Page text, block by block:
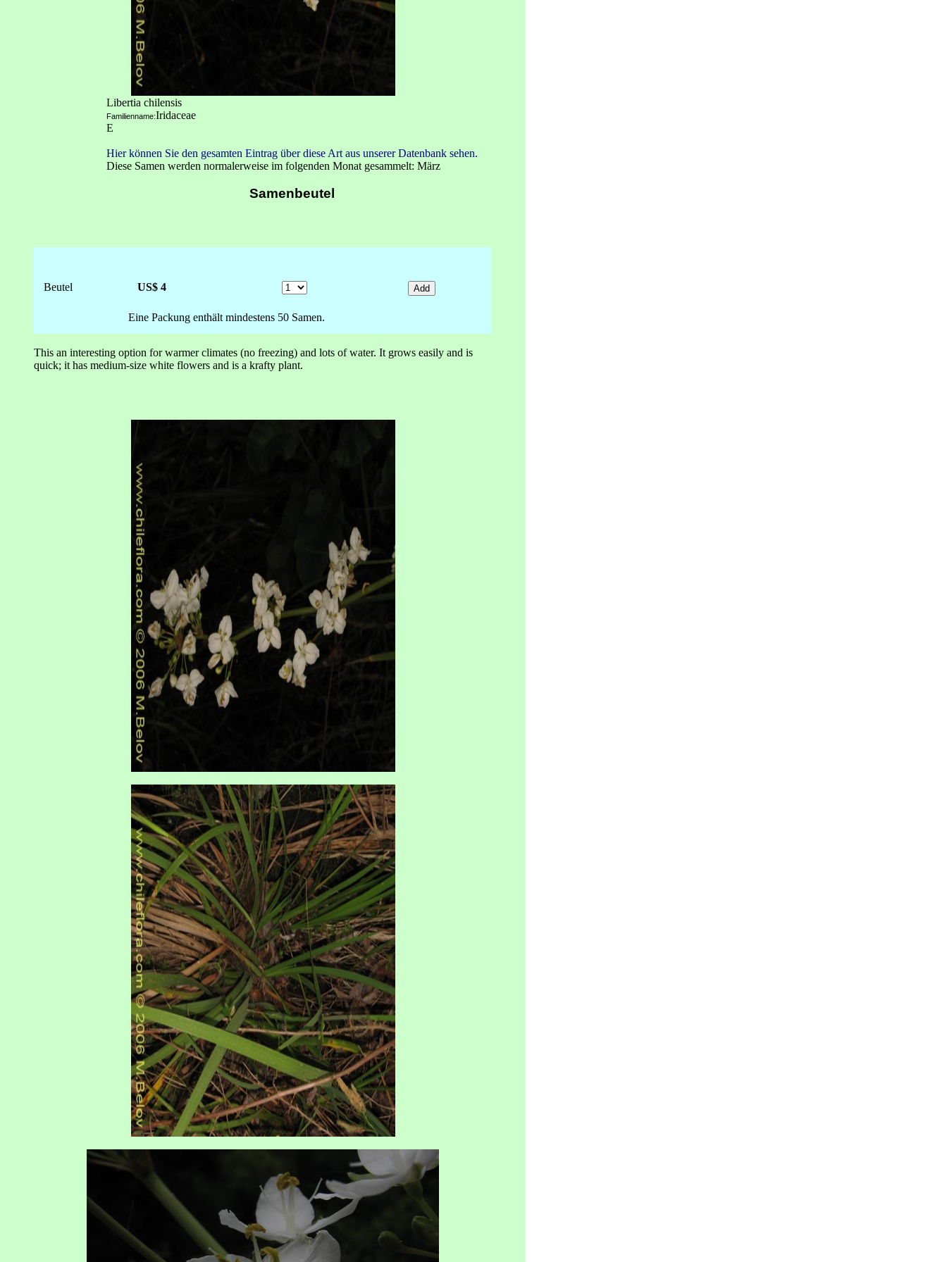
Libertia chilensis
Familienname:Iridaceae
E
Hier können Sie den gesamten Eintrag über diese Art aus unserer Datenbank sehen.
Diese Samen werden normalerweise im folgenden Monat gesammelt: März
Samenbeutel
Beutel US$ 4
Eine Packung enthält mindestens 50 Samen.
This an interesting option for warmer climates (no freezing) and lots of water. It grows easily and is
quick; it has medium-size white flowers and is a krafty plant.